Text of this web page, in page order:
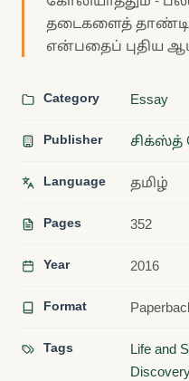
தடைகளைத் தாண்டி
என்பதைப் புதிய
Category Essay
Publisher
Language தமிழ்
Pages 352
Year 2016
Format
Tags
Life and